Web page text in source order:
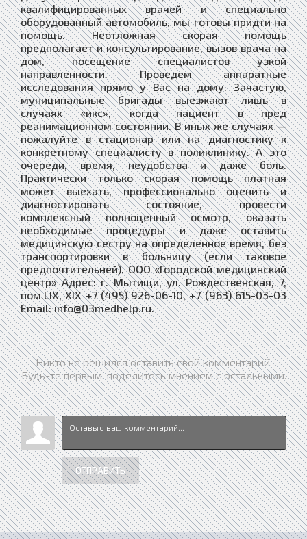
квалифицированных врачей и специально
оборудованный автомобиль, мы готовы придти на
помощь. Неотложная скорая помощь
предполагает и консультирование, вызов врача на
дом, посещение специалистов узкой
направленности. Проведем аппаратные
исследования прямо у Вас на дому. Зачастую,
муниципальные бригады выезжают лишь в
случаях «икс», когда пациент в пред
реанимационном состоянии. В иных же случаях —
пожалуйте в стационар или на диагностику к
конкретному специалисту в поликлинику. А это
очереди, время, неудобства и даже боль.
Практически только скорая помощь платная
может выехать, профессионально оценить и
диагностировать состояние, провести
комплексный полноценный осмотр, оказать
необходимые процедуры и даже оставить
медицинскую сестру на определенное время, без
транспортировки в больницу (если таковое
предпочтительней). ООО «Городской медицинский
центр» Адрес: г. Мытищи, ул. Рождественская, 7,
пом.LIX, XIX +7 (495) 926-06-10, +7 (963) 615-03-03
Email: info@03medhelp.ru.
Никто не решился оставить свой комментарий.
Будь-те первым, поделитесь мнением с остальными.
ОТПРАВИТЬ